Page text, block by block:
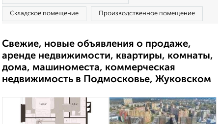
Складское помещение Производственное помещение
Свежие, новые объявления о продаже,
аренде недвижимости, квартиры, комнаты,
дома, машиноместа, коммерческая
недвижимость в Подмосковье, Жуковском